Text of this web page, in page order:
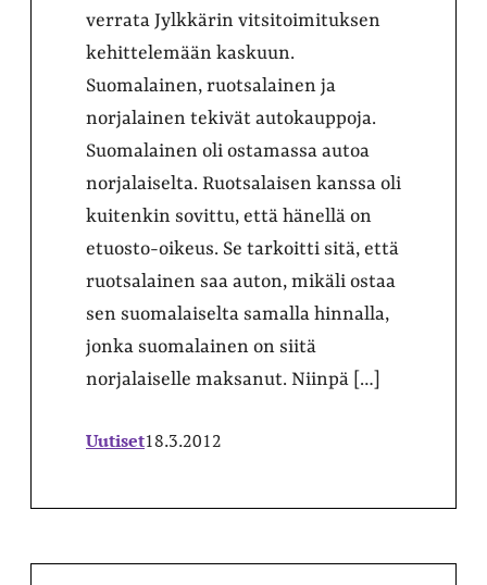
verrata Jylkkärin vitsitoimituksen
kehittelemään kaskuun.
Suomalainen, ruotsalainen ja
norjalainen tekivät autokauppoja.
Suomalainen oli ostamassa autoa
norjalaiselta. Ruotsalaisen kanssa oli
kuitenkin sovittu, että hänellä on
etuosto-oikeus. Se tarkoitti sitä, että
ruotsalainen saa auton, mikäli ostaa
sen suomalaiselta samalla hinnalla,
jonka suomalainen on siitä
norjalaiselle maksanut. Niinpä […]
Uutiset18.3.2012